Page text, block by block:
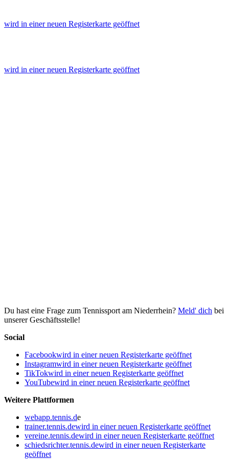
wird in einer neuen Registerkarte geöffnet
wird in einer neuen Registerkarte geöffnet
Du hast eine Frage zum Tennissport am Niederrhein? Meld' dich bei
unserer Geschäftsstelle!
Social
Facebookwird in einer neuen Registerkarte geöffnet
Instagramwird in einer neuen Registerkarte geöffnet
TikTokwird in einer neuen Registerkarte geöffnet
YouTubewird in einer neuen Registerkarte geöffnet
Weitere Plattformen
webapp.tennis.de
trainer.tennis.dewird in einer neuen Registerkarte geöffnet
vereine.tennis.dewird in einer neuen Registerkarte geöffnet
schiedsrichter.tennis.dewird in einer neuen Registerkarte
geöffnet